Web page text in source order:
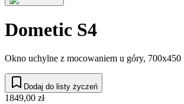
Dometic S4
Okno uchylne z mocowaniem u góry, 700x450
Dodaj do listy życzeń
1849,00 zł